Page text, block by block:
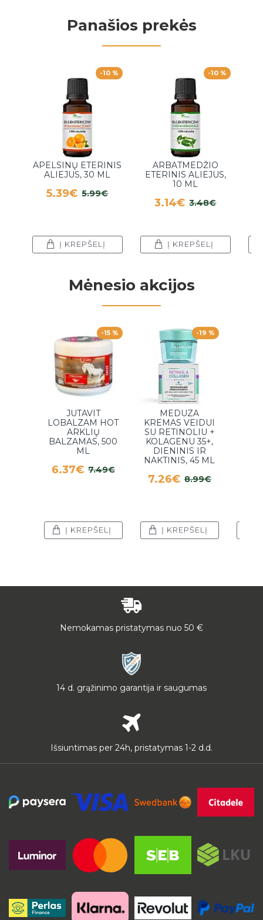
Panašios prekės
-10 %
APELSINŲ ETERINIS
ALIEJUS, 30 ML
5.39€ 5.99€
Į KREPŠELĮ
-10 %
ARBATMEDŽIO
ETERINIS ALIEJUS,
10 ML
3.14€ 3.48€
Į KREPŠELĮ
Mėnesio akcijos
-15 %
JUTAVIT
LOBALZAM HOT
ARKLIŲ
BALZAMAS, 500
ML
6.37€ 7.49€
Į KREPŠELĮ
-19 %
MEDUZA
KREMAS VEIDUI
SU RETINOLIU +
KOLAGENU 35+,
DIENINIS IR
NAKTINIS, 45 ML
7.26€ 8.99€
Į KREPŠELĮ
Nemokamas pristatymas nuo 50 €
14 d. grąžinimo garantija ir saugumas
Išsiuntimas per 24h, pristatymas 1-2 d.d.